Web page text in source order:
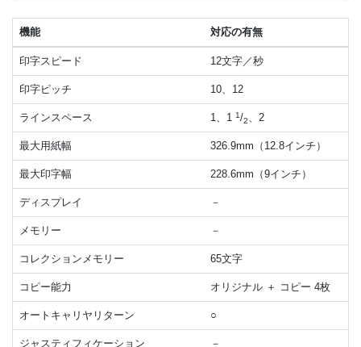
機能 対応の有無
印字スピード 12文字／秒
印字ピッチ 10、12
ラインスペース 1、1 1/2、2
最大用紙幅 326.9mm（12.8インチ）
最大印字幅 228.6mm（9インチ）
ディスプレイ －
メモリー －
コレクションメモリー 65文字
コピー能力 オリジナル ＋ コピー 4枚
オートキャリヤリターン ○
ジャスティフィケーション －